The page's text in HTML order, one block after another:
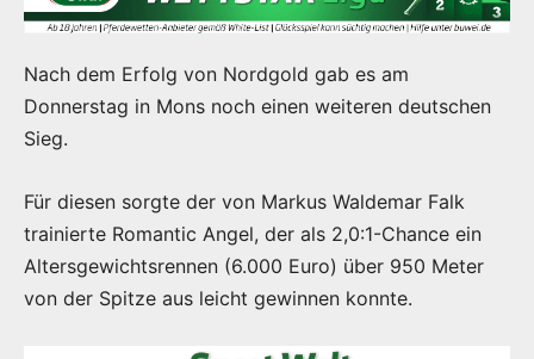
Nach dem Erfolg von Nordgold gab es am
Donnerstag in Mons noch einen weiteren deutschen
Sieg.
Für diesen sorgte der von Markus Waldemar Falk
trainierte Romantic Angel, der als 2,0:1-Chance ein
Altersgewichtsrennen (6.000 Euro) über 950 Meter
von der Spitze aus leicht gewinnen konnte.